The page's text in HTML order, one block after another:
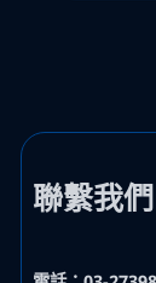
聯繫我們